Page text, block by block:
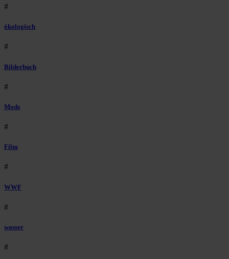
#
ökologisch
#
Bilderbuch
#
Mode
#
Film
#
WWF
#
wasser
#